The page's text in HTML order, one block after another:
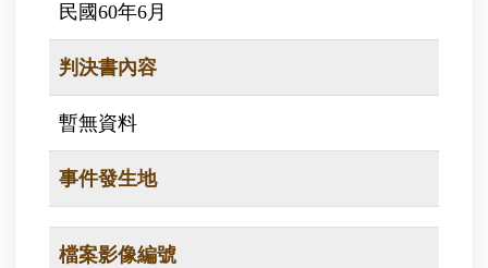
民國60年6月
判決書內容
暫無資料
事件發生地
檔案影像編號